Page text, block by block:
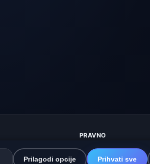
PRAVNO
Zaštita privatnosti
Kolačići
Prilagodi opcije Prihvati sve